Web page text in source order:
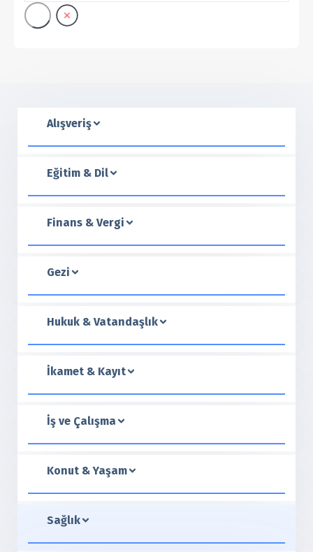
Alışveriş
Eğitim & Dil
Finans & Vergi
Gezi
Hukuk & Vatandaşlık
İkamet & Kayıt
İş ve Çalışma
Konut & Yaşam
Sağlık